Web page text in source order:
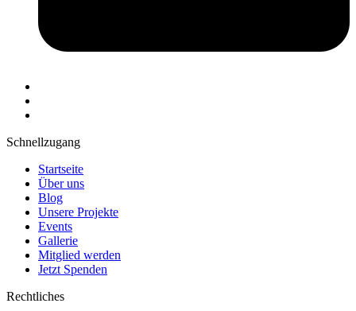
Schnellzugang
Startseite
Über uns
Blog
Unsere Projekte
Events
Gallerie
Mitglied werden
Jetzt Spenden
Rechtliches